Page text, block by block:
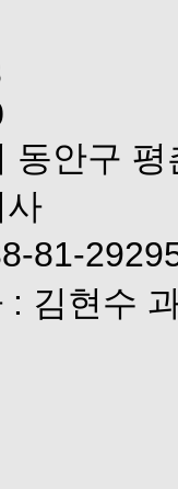
동안구
사
81-
: 김현수